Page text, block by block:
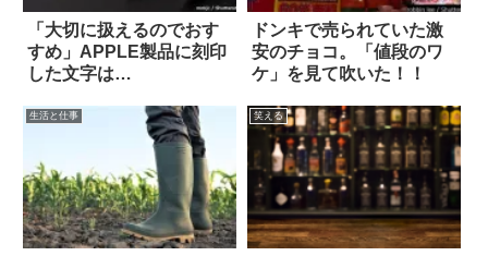
「大切に扱えるのでおす
すめ」APPLE製品に刻印
した文字は…
ドンキで売られていた激
安のチョコ。「値段のワ
ケ」を見て吹いた！！
生活と仕事 笑える